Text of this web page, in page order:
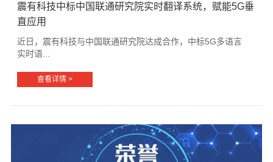
震有科技中标中国联通研究院实时翻译系统，赋能5G垂
直应用
近日，震有科技与中国联通研究院达成合作，中标5G多语言
实时语...
查看详情 >